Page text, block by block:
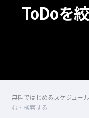
ToDoを
無料ではじめるスケジュー
む・検索する